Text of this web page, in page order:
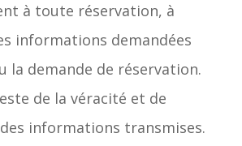
à toute réservation, à
informations demandées
la demande de réservation.
de la véracité et de
informations transmises.